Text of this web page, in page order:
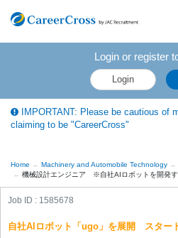
Login or register
Login
IMPORTANT: Please be cautious of
claiming to be "CareerCross"
Home Machinery and Automobile Technology
機械設計エンジニア ※自社AIロボットを開発
Job ID : 1585678
自社AIロボット「ugo」を展開 スター